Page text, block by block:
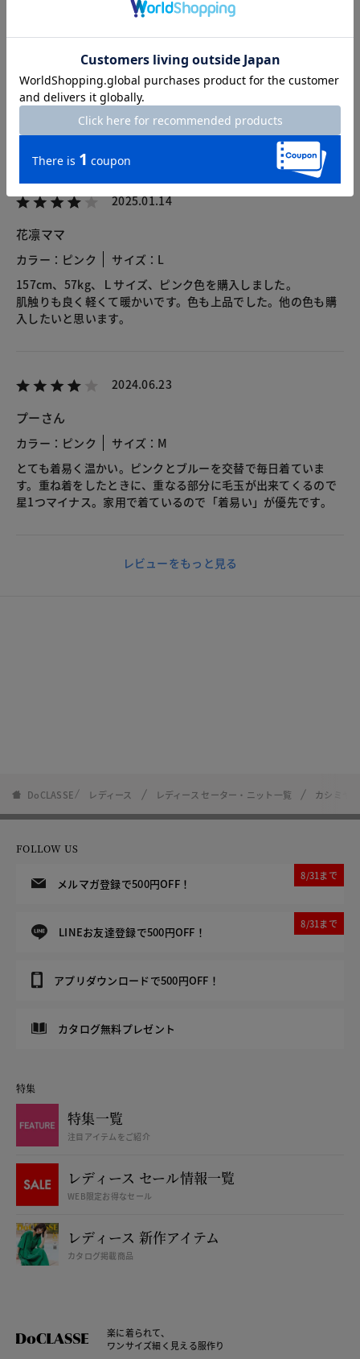
カスタマーレビュー
3.5 7レビュー
2025.01.14
花凛ママ
カラー：ピンク
サイズ：L
157cm、57kg、Ｌサイズ、ピンク色を購入しました。
肌触りも良く軽くて暖かいです。色も上品でした。他の色も購
入したいと思います。
2024.06.23
プーさん
カラー：ピンク
サイズ：M
とても着易く温かい。ピンクとブルーを交替で毎日着ていま
す。重ね着をしたときに、重なる部分に毛玉が出来てくるので
星1つマイナス。家用で着ているので「着易い」が優先です。
レビューをもっと見る
DoCLASSE レディース レディース セーター・ニット一覧 カシミヤ
FOLLOW US
メルマガ登録で500円OFF！
8/31まで
LINEお友達登録で500円OFF！
8/31まで
アプリダウンロードで500円OFF！
カタログ無料プレゼント
特集
特集一覧
注目アイテムをご紹介
レディース セール情報一覧
WEB限定お得なセール
レディース 新作アイテム
カタログ掲載商品
楽に着られて、
ワンサイズ細く見える服作り